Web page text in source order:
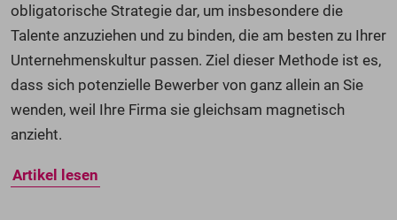
obligatorische Strategie dar, um insbesondere die
Talente anzuziehen und zu binden, die am besten zu Ihrer
Unternehmenskultur passen. Ziel dieser Methode ist es,
dass sich potenzielle Bewerber von ganz allein an Sie
wenden, weil Ihre Firma sie gleichsam magnetisch
anzieht.
Artikel lesen